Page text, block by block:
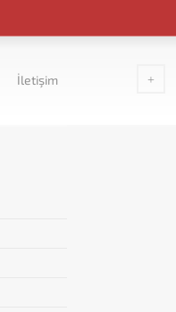
İletişim